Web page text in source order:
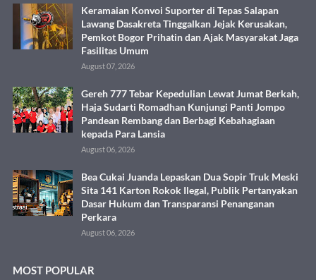
Keramaian Konvoi Suporter di Tepas Salapan
Lawang Dasakreta Tinggalkan Jejak Kerusakan,
Pemkot Bogor Prihatin dan Ajak Masyarakat Jaga
Fasilitas Umum
August 07, 2026
Gereh 777 Tebar Kepedulian Lewat Jumat Berkah,
Haja Sudarti Romadhan Kunjungi Panti Jompo
Pandean Rembang dan Berbagi Kebahagiaan
kepada Para Lansia
August 06, 2026
Bea Cukai Juanda Lepaskan Dua Sopir Truk Meski
Sita 141 Karton Rokok Ilegal, Publik Pertanyakan
Dasar Hukum dan Transparansi Penanganan
Perkara
August 06, 2026
MOST POPULAR